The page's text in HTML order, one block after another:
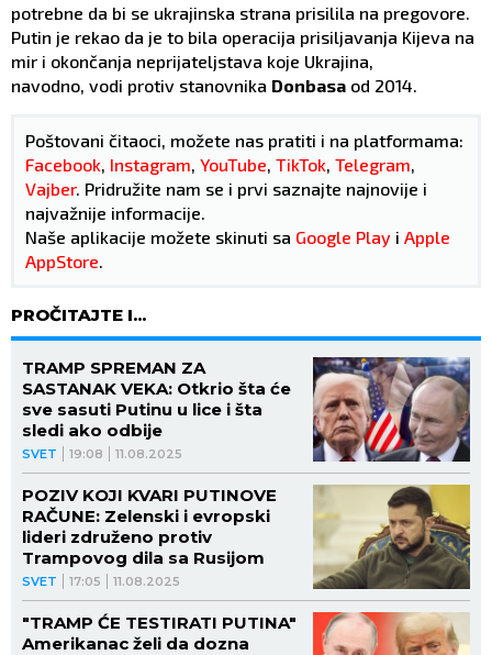
potrebne da bi se ukrajinska strana prisilila na pregovore.
Putin je rekao da je to bila operacija prisiljavanja Kijeva na
mir i okončanja neprijateljstava koje Ukrajina,
navodno, vodi protiv stanovnika Donbasa od 2014.
Poštovani čitaoci, možete nas pratiti i na platformama:
Facebook Instagram YouTube TikTok Telegram
Vajber. Pridružite nam se i prvi saznajte najnovije i
najvažnije informacije.
Naše aplikacije možete skinuti sa Google Play i Apple
AppStore
PROČITAJTE I...
SVET 19:08 11.08.2025
TRAMP SPREMAN ZA
SASTANAK VEKA: Otkrio šta će
sve sasuti Putinu u lice i šta
sledi ako odbije
SVET 17:05 11.08.2025
POZIV KOJI KVARI PUTINOVE
RAČUNE: Zelenski i evropski
lideri združeno protiv
Trampovog dila sa Rusijom
"TRAMP ĆE TESTIRATI PUTINA"
Amerikanac želi da dozna